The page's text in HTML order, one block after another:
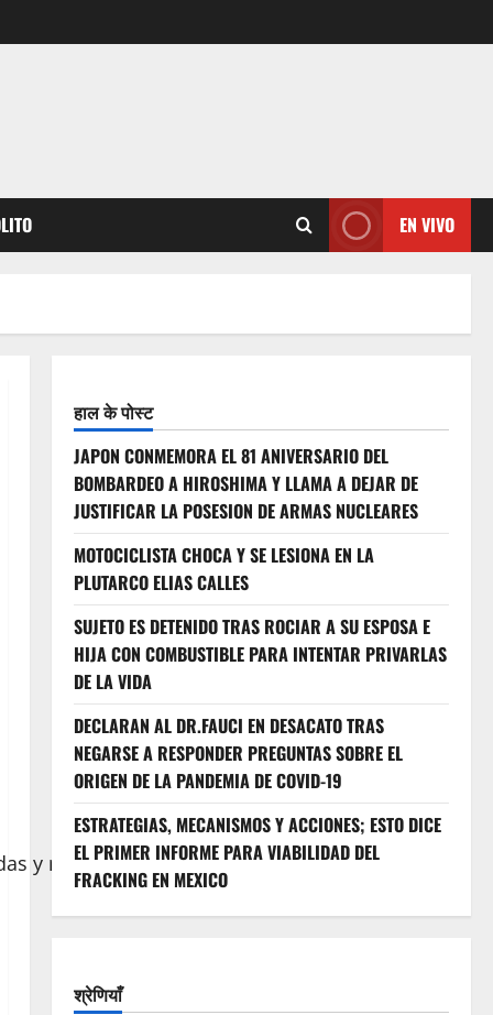
EN VIVO
y mil 289 armas de fuego
हाल के पोस्ट
JAPON CONMEMORA EL 81 ANIVERSARIO DEL
BOMBARDEO A HIROSHIMA Y LLAMA A DEJAR DE
JUSTIFICAR LA POSESION DE ARMAS NUCLEARES
MOTOCICLISTA CHOCA Y SE LESIONA EN LA
PLUTARCO ELIAS CALLES
SUJETO ES DETENIDO TRAS ROCIAR A SU ESPOSA E
HIJA CON COMBUSTIBLE PARA INTENTAR PRIVARLAS
DE LA VIDA
DECLARAN AL DR.FAUCI EN DESACATO TRAS
NEGARSE A RESPONDER PREGUNTAS SOBRE EL
ORIGEN DE LA PANDEMIA DE COVID-19
ESTRATEGIAS, MECANISMOS Y ACCIONES; ESTO DICE
EL PRIMER INFORME PARA VIABILIDAD DEL
FRACKING EN MEXICO
श्रेणियाँ